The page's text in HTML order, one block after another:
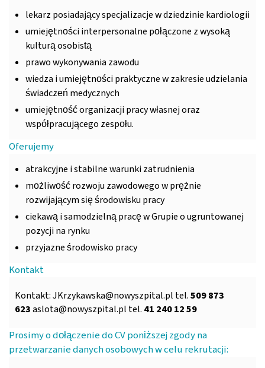
lekarz posiadający specjalizacje w dziedzinie kardiologii
umiejętności interpersonalne połączone z wysoką
kulturą osobistą
prawo wykonywania zawodu
wiedza i umiejętności praktyczne w zakresie udzielania
świadczeń medycznych
umiejętność organizacji pracy własnej oraz
współpracującego zespołu.
Oferujemy
atrakcyjne i stabilne warunki zatrudnienia
możliwość rozwoju zawodowego w prężnie
rozwijającym się środowisku pracy
ciekawą i samodzielną pracę w Grupie o ugruntowanej
pozycji na rynku
przyjazne środowisko pracy
Kontakt
Kontakt:JKrzykawska@nowyszpital.pl tel.509 873
623aslota@nowyszpital.pl tel. 41 240 12 59
Prosimy o dołączenie do CV poniższej zgody na
przetwarzanie danych osobowych w celu rekrutacji: